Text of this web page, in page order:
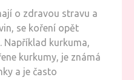
o zdravou stravu a
se koření opět
kurkuma,
kurkumy, je známá
a je často